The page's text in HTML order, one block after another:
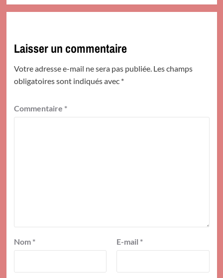
Laisser un commentaire
Votre adresse e-mail ne sera pas publiée. Les champs
obligatoires sont indiqués avec *
Commentaire *
Nom * E-mail *